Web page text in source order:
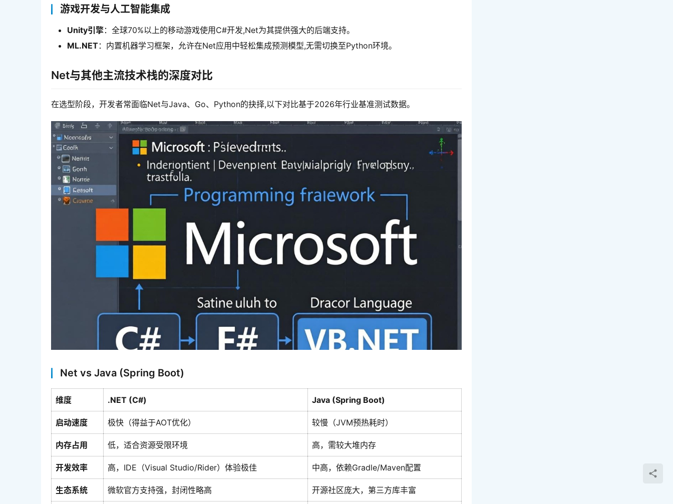
游戏开发与人工智能集成
Unity引擎：全球70%以上的移动游戏使用C#开发,Net为其提供强大的后端支持。
ML.NET：内置机器学习框架，允许在Net应用中轻松集成预测模型,无需切换至Python环境。
Net与其他主流技术栈的深度对比
在选型阶段，开发者常面临Net与Java、Go、Python的抉择,以下对比基于2026年行业基准测试数据。
Net vs Java (Spring Boot)
维度 .NET (C#) Java (Spring Boot)
启动速度 极快（得益于AOT优化） 较慢（JVM预热耗时）
内存占用 低，适合资源受限环境 高，需较大堆内存
开发效率 高，IDE（Visual Studio/Rider）体验极佳 中高，依赖Gradle/Maven配置
生态系统 微软官方支持强，封闭性略高 开源社区庞大，第三方库丰富